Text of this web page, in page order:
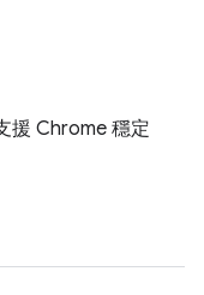
援 Chrome 穩定